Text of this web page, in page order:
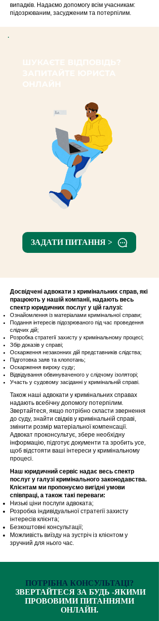
випадків. Надаємо допомогу всім учасникам:
підозрюваним, засудженим та потерпілим.
ШУКАЄТЕ ВІДПОВІДЬ?
ЗАПИТАЙТЕ ЮРИСТА
ОНЛАЙН
ЗАДАТИ ПИТАННЯ >
Досвідчені адвокати з кримінальних справ, які
працюють у нашій компанії, надають весь
спектр юридичних послуг у цій галузі:
Ознайомлення із матеріалами кримінальної справи;
Подання інтересів підозрюваного під час проведення
слідчих дій;
Розробка стратегії захисту у кримінальному процесі;
Збір доказів у справі;
Оскарження незаконних дій представників слідства;
Підготовка заяв та клопотань;
Оскарження вироку суду;
Відвідування обвинуваченого у слідчому ізоляторі;
Участь у судовому засіданні у кримінальній справі.
Також наші адвокати у кримінальних справах
надають всебічну допомогу потерпілим.
Звертайтеся, якщо потрібно скласти звернення
до суду, знайти свідків у кримінальній справі,
змінити розмір матеріальної компенсації.
Адвокат проконсультує, збере необхідну
інформацію, підготує документи та зробить усе,
щоб відстояти ваші інтереси у кримінальному
процесі.
Наш юридичний сервіс надає весь спектр
послуг у галузі кримінального законодавства.
Клієнтам ми пропонуємо вигідні умови
співпраці, а також такі переваги:
Низькі ціни послуги адвоката;
Розробка індивідуальної стратегії захисту
інтересів клієнта;
Безкоштовні консультації;
Можливість виїзду на зустріч із клієнтом у
зручний для нього час.
ПОТРІБНА КОНСУЛЬТАЦІ?
ЗВЕРТАЙТЕСЯ ЗА БУДЬ -ЯКИМИ
ПРОВОВИМИ ПИТАННЯМИ
ОНЛАЙН.